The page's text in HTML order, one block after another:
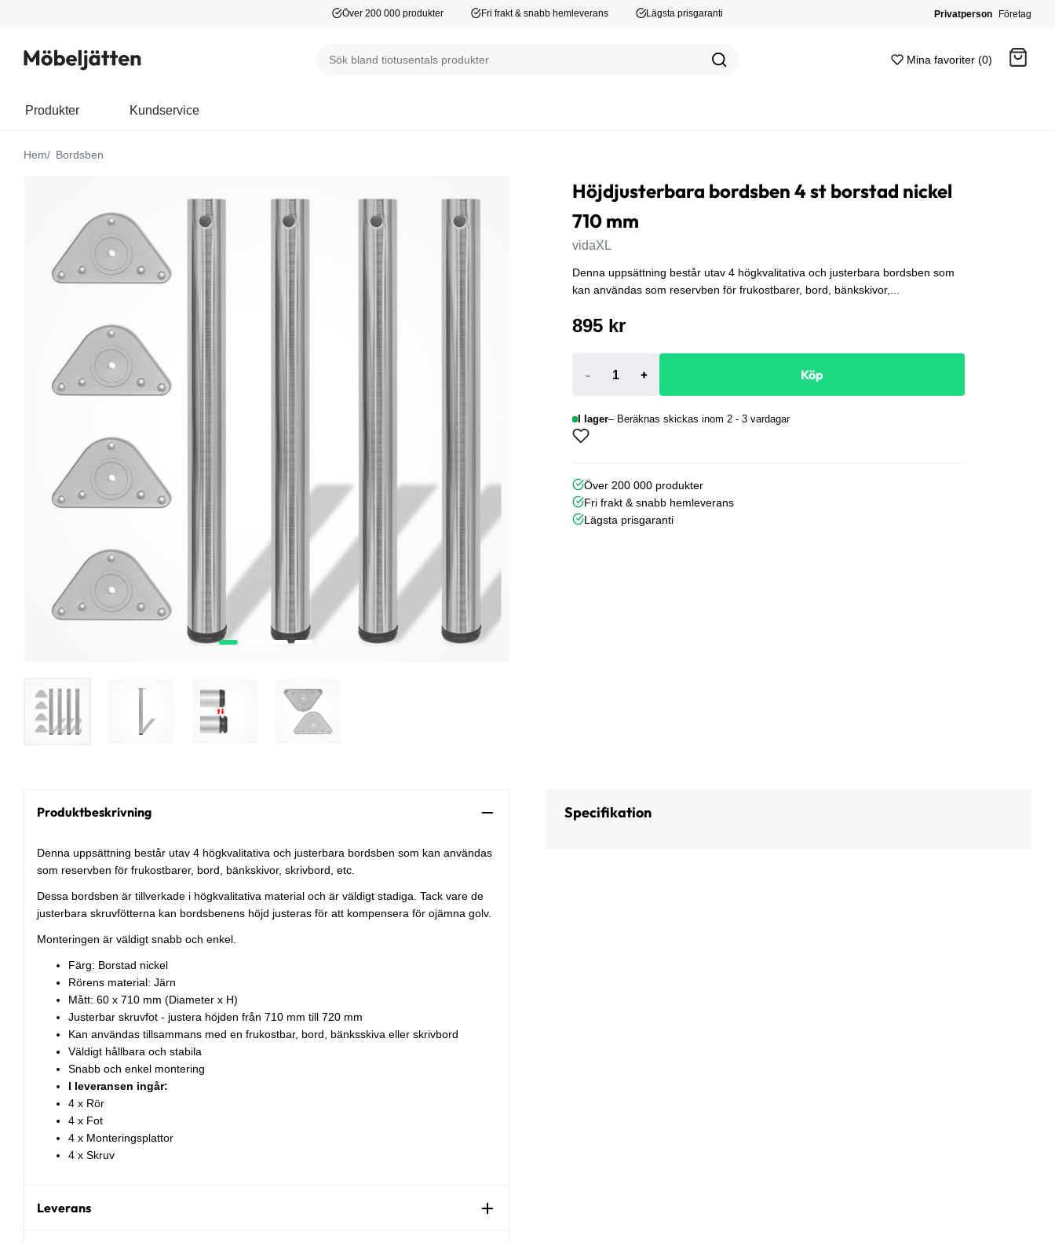
Över 200 000 produkter Fri frakt & snabb hemleverans Lägsta prisgaranti Privatperson Företag
Mina favoriter (0)
Produkter Kundservice
Hem Bordsben
Höjdjusterbara bordsben 4 st borstad nickel
710 mm
vidaXL
Denna uppsättning består utav 4 högkvalitativa och justerbara bordsben som
kan användas som reservben för frukostbarer, bord, bänkskivor,...
895 kr
- + Köp
I lager Beräknas skickas inom 2 - 3 vardagar
Över 200 000 produkter
Fri frakt & snabb hemleverans
Lägsta prisgaranti
Produktbeskrivning
Denna uppsättning består utav 4 högkvalitativa och justerbara bordsben som kan användas
som reservben för frukostbarer, bord, bänkskivor, skrivbord, etc.
Dessa bordsben är tillverkade i högkvalitativa material och är väldigt stadiga. Tack vare de
justerbara skruvfötterna kan bordsbenens höjd justeras för att kompensera för ojämna golv.
Monteringen är väldigt snabb och enkel.
Färg: Borstad nickel
Rörens material: Järn
Mått: 60 x 710 mm (Diameter x H)
Justerbar skruvfot - justera höjden från 710 mm till 720 mm
Kan användas tillsammans med en frukostbar, bord, bänksskiva eller skrivbord
Väldigt hållbara och stabila
Snabb och enkel montering
I leveransen ingår:
4 x Rör
4 x Fot
4 x Monteringsplattor
4 x Skruv
Leverans
Specifikation